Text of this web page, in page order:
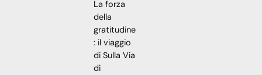
La forza
della
gratitudine
: il viaggio
di Sulla Via
di